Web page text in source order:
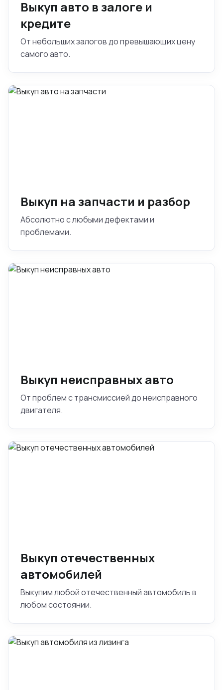
Выкуп авто в залоге и
кредите
От небольших залогов до превышающих цену
самого авто.
Выкуп на запчасти и разбор
Абсолютно с любыми дефектами и
проблемами.
Выкуп неисправных авто
От проблем с трансмиссией до неисправного
двигателя.
Выкуп отечественных
автомобилей
Выкупим любой отечественный автомобиль в
любом состоянии.